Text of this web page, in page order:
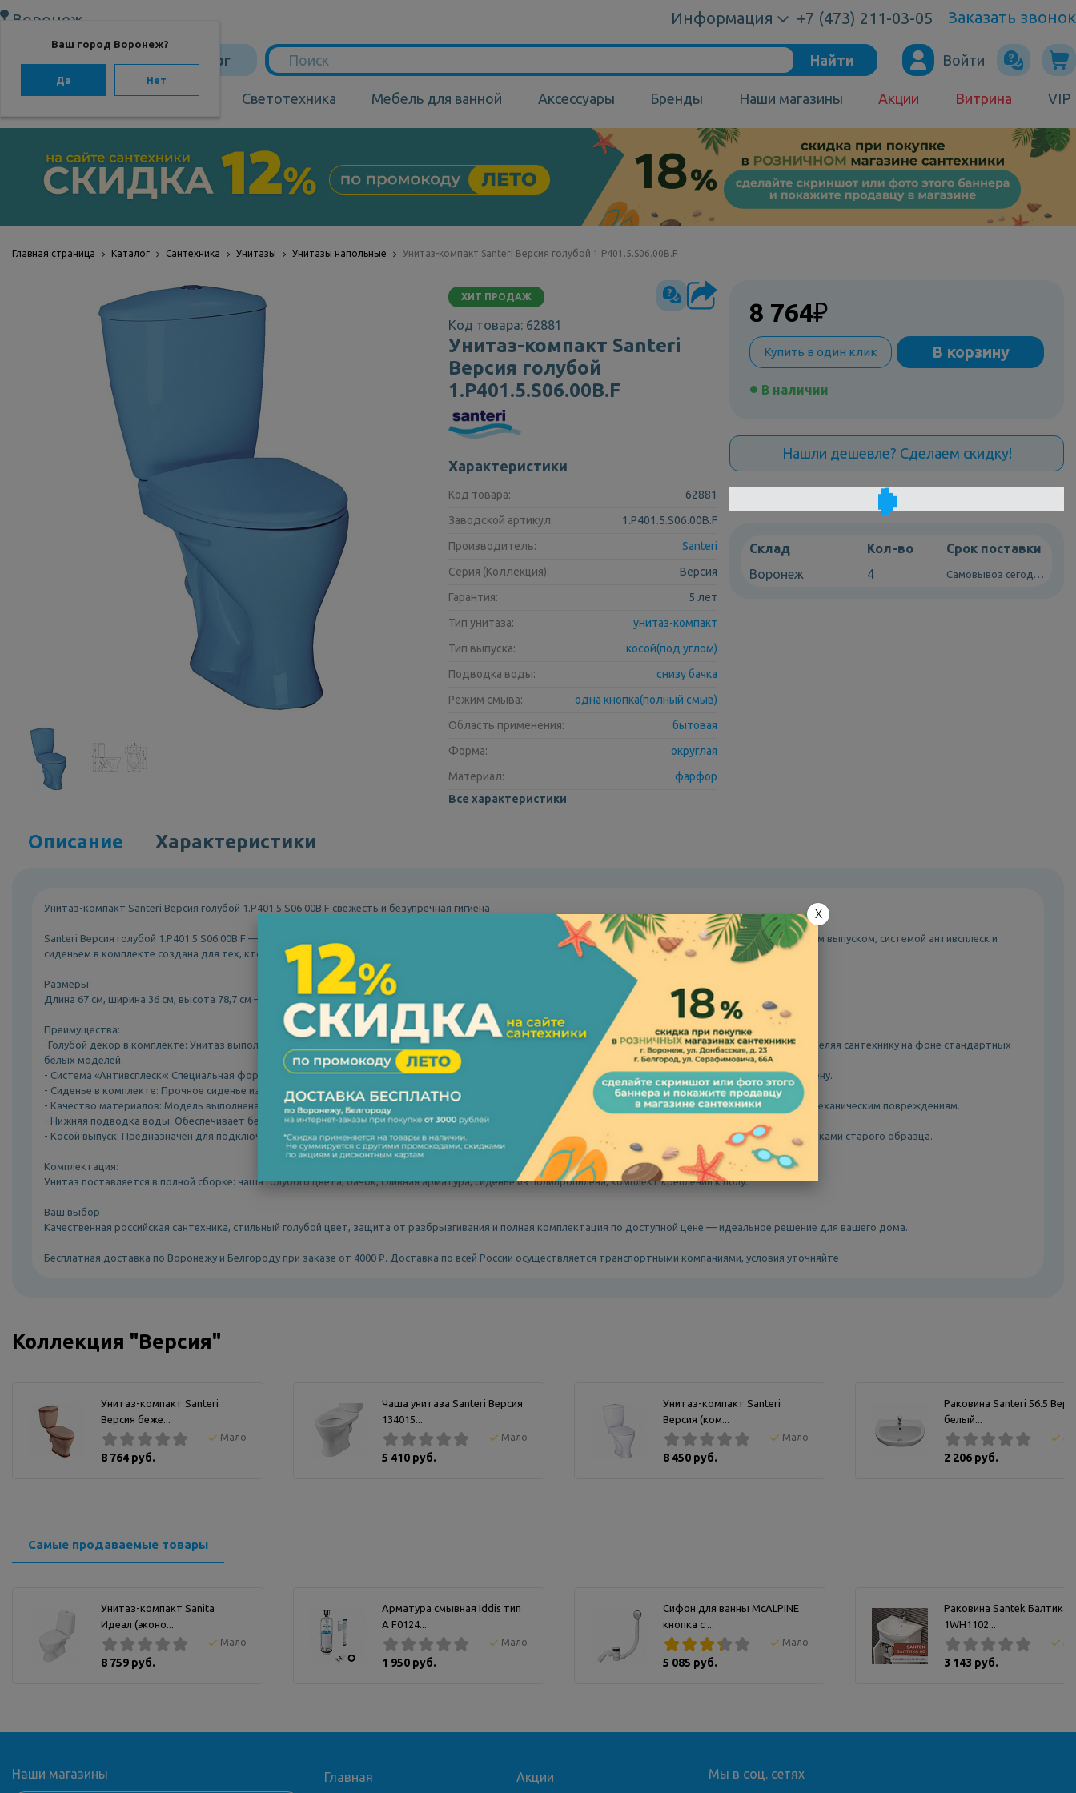
Воронеж
Ваш город Воронеж?
Да Нет
Информация +7 (473) 211-03-05 Заказать звонок
Каталог
Сантехника
Мебель для ванной
Мебель из бамбука
Аксессуары для
ванной
Отопление
Комплектующие
Светотехника
Найти
Сантехника Светотехника Мебель для ванной Аксессуары Бренды Наши магазины Акции Витрина VIP
Войти
Главная страница Каталог Сантехника Унитазы Унитазы напольные Унитаз-компакт Santeri Версия голубой 1.P401.5.S06.00B.F
ХИТ ПРОДАЖ
Код товара: 62881
Унитаз-компакт Santeri
Версия голубой
1.P401.5.S06.00B.F
Характеристики
Код товара:
62881
Заводской артикул:
1.P401.5.S06.00B.F
Производитель:
Santeri
Серия (Коллекция):
Версия
Гарантия:
5 лет
Тип унитаза:
унитаз-компакт
Тип выпуска:
косой(под углом)
Подводка воды:
снизу бачка
Режим смыва:
одна кнопка(полный смыв)
Область применения:
бытовая
Форма:
округлая
Материал:
фарфор
Все характеристики
8 764₽
Купить в один клик В корзину
В наличии
Нашли дешевле? Сделаем скидку!
Склад Кол-во
Срок поставки
Воронеж
4
Описание Характеристики
Унитаз-компакт Santeri Версия голубой 1.P401.5.S06.00B.F свежесть и безупречная гигиена
Santeri Версия голубой 1.P401.5.S06.00B.F — это напольный унитаз-компакт, сочетающий нежный голубой декор и продуманную эргономику. Модель с косым выпуском, системой антивсплеск и
сиденьем в комплекте создана для тех, кто ценит комфорт, чистоту и индивидуальность в интерьере ванной комнаты.
Размеры:
Длина 67 см, ширина 36 см, высота 78,7 см — классические габариты, идеально подходящие для стандартных санузлов.
Преимущества:
-Голубой декор в комплекте: Унитаз выполнен в нежном голубом цвете — устойчивая к выцветанию глазурь позволяет создать уникальный интерьер, выделяя сантехнику на фоне стандартных
белых моделей.
- Система «Антивсплеск»: Специальная форма внутренней полочки предотвращает разбрызгивание воды при использовании, обеспечивая комфорт и гигиену.
- Сиденье в комплекте: Прочное сиденье из полипропилена идет в комплекте — не нужно докупать отдельно.
- Качество материалов: Модель выполнена из высококачественного санфарфора с гладкой глазурованной поверхностью, устойчивой к бытовой химии и механическим повреждениям.
- Нижняя подводка воды: Обеспечивает бесшумное наполнение бачка и позволяет скрыть коммуникации.
- Косой выпуск: Предназначен для подключения к канализационным трубам под углом, что идеально подходит для большинства типовых квартир со стояками старого образца.
Комплектация:
Унитаз поставляется в полной сборке: чаша голубого цвета, бачок, сливная арматура, сиденье из полипропилена, комплект креплений к полу.
Ваш выбор
Качественная российская сантехника, стильный голубой цвет, защита от разбрызгивания и полная комплектация по доступной цене — идеальное решение для вашего дома.
Бесплатная доставка по Воронежу и Белгороду при заказе от 4000 ₽. Доставка по всей России осуществляется транспортными компаниями, условия уточняйте
Коллекция "Версия"
Унитаз-компакт Santeri
Версия беже...
Мало
8 764 руб.
Чаша унитаза Santeri Версия
134015...
Мало
5 410 руб.
Унитаз-компакт Santeri
Версия (ком...
Мало
8 450 руб.
Раковина Santeri 56.5
белый...
2 206 руб.
Самые продаваемые товары
Унитаз-компакт Sanita
Идеал (эконо...
Мало
8 759 руб.
Арматура смывная Iddis тип
А F0124...
Мало
1 950 руб.
Сифон для ванны McALPINE
кнопка с ...
Мало
5 085 руб.
Раковина Santek Балтика
1WH1102...
3 143 руб.
Наши магазины Главная Акции Мы в соц. сетях
X